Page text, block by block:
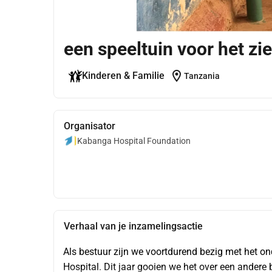
een speeltuin voor het
Kinderen & Familie location_on Tanzania
Organisator
Kabanga Hospital Foundation
Verhaal van je inzamelingsactie
Als bestuur zijn we voortdurend bezig met het
Hospital. Dit jaar gooien we het over een